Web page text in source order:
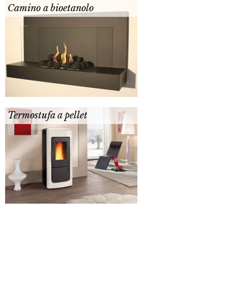
Camino a bioetanolo
Termostufa a pellet